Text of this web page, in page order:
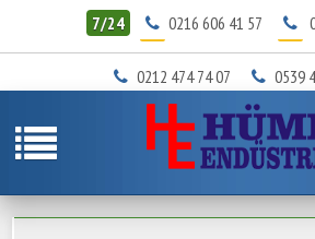
7/24 0216 606 41 57
0212 474 74 07 0539